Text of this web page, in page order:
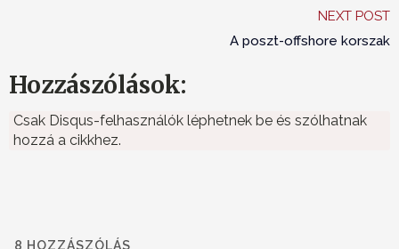
NEXT POST
A poszt-offshore korszak
Hozzászólások:
Csak Disqus-felhasználók léphetnek be és szólhatnak
hozzá a cikkhez.
8 HOZZÁSZÓLÁS